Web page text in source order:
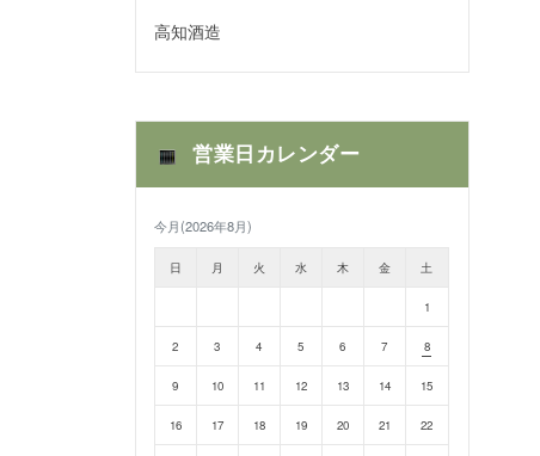
高知酒造
営業日カレンダー
今月(2026年8月)
日 月 火 水 木 金 土
1
2 3 4 5 6 7 8
9 10 11 12 13 14 15
16 17 18 19 20 21 22